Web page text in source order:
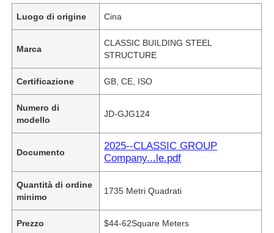
Luogo di origine Cina
Marca
CLASSIC BUILDING STEEL
STRUCTURE
Certificazione GB, CE, ISO
Numero di
modello
JD-GJG124
Documento
2025--CLASSIC GROUP
Company...le.pdf
Quantità di ordine
minimo
1735 Metri Quadrati
Prezzo $44-62Square Meters